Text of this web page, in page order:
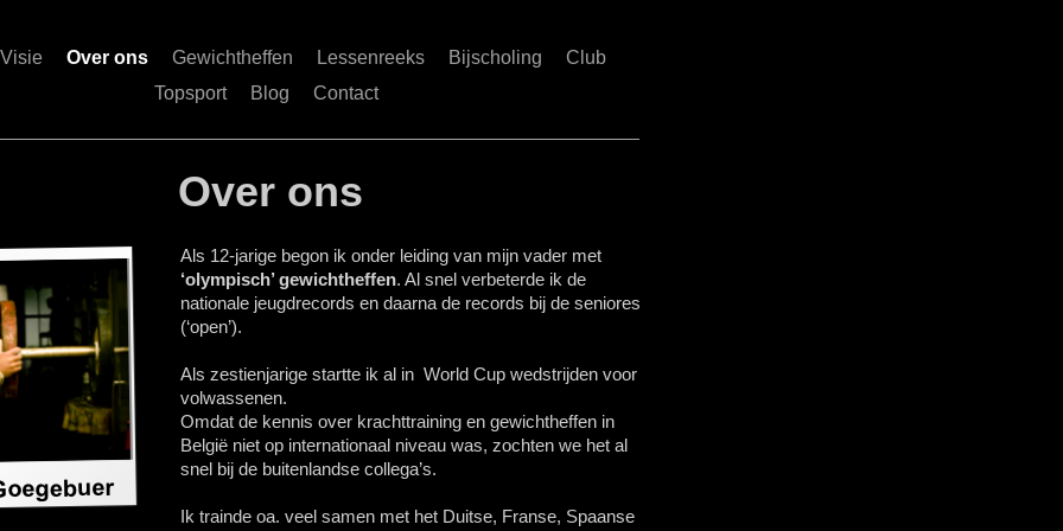
Visie Over ons Gewichtheffen Lessenreeks Bijscholing
Club
Topsport
Blog Contact
Over ons
Als 12-jarige begon ik onder leiding van mijn vader met
‘olympisch’ gewichtheffen. Al snel verbeterde ik de
nationale jeugdrecords en daarna de records bij de seniores
(‘open’).
Als zestienjarige startte ik al in World Cup wedstrijden voor
volwassenen.
Omdat de kennis over krachttraining en gewichtheffen in
België niet op internationaal niveau was, zochten we het al
snel bij de buitenlandse collega’s.
Ik trainde oa. veel samen met het Duitse, Franse, Spaanse